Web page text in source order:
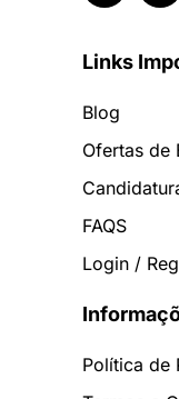
Links
Blog
Ofertas de
FAQS
Login /
Política de